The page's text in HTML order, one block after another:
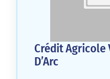
Crédit Agricole
D’Arc